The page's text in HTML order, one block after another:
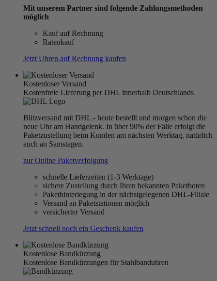
Mit unserem Partner sind folgende Zahlungsmethoden
möglich
Kauf auf Rechnung
Ratenkauf
Jetzt Uhren auf Rechnung kaufen
Kostenloser Versand
Kostenfreie Lieferung per DHL innerhalb Deutschlands
Blitzversand mit DHL - heute bestellt und morgen schon die
neue Uhr am Handgelenk. In über 90% der Fälle erfolgt die
Paketzustellung beim Kunden am nächsten Werktag, natürlich
auch an Samstagen.
zur Online Paketverfolgung
schnelle Lieferzeiten (1-3 Werktage)
sichere Zustellung durch Ihren bekannten Paketboten
Pakethinterlegung in der nächstgelegenen DHL-Filiale
Versand an Paketstationen möglich
versicherter Versand
Jetzt schnell noch ein Geschenk kaufen
Kostenlose Bandkürzung
Kostenlose Bandkürzungen für Stahlbanduhren